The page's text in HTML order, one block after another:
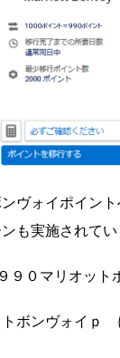
ヴォイポイン
も実施されてい
９０マリオット
トボンヴォイｐ